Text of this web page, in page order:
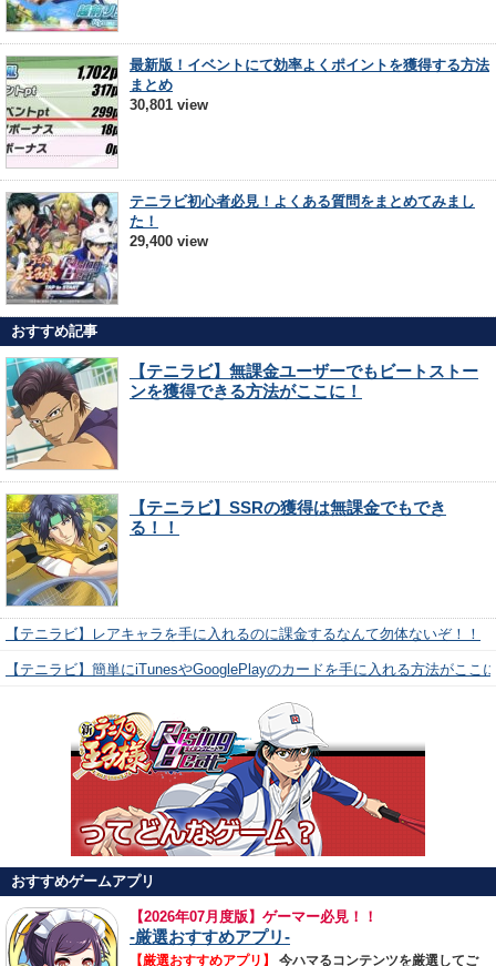
最新版！イベントにて効率よくポイントを獲得する方法
まとめ
30,801 view
テニラビ初心者必見！よくある質問をまとめてみまし
た！
29,400 view
おすすめ記事
【テニラビ】無課金ユーザーでもビートストー
ンを獲得できる方法がここに！
【テニラビ】SSRの獲得は無課金でもでき
る！！
【テニラビ】レアキャラを手に入れるのに課金するなんて勿体ないぞ！！
【テニラビ】簡単にiTunesやGooglePlayのカードを手に入れる方法がここ
おすすめゲームアプリ
【2026年07月度版】ゲーマー必見！！
-厳選おすすめアプリ-
【厳選おすすめアプリ】
今ハマるコンテンツを厳選してご